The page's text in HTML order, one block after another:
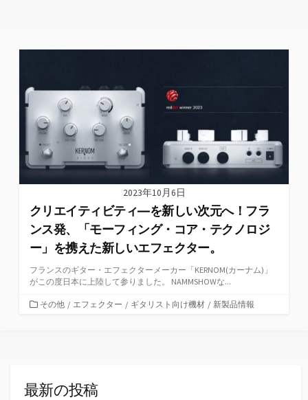
2023年10月6日
クリエイティビティ―を新しい次元へ！フラ
ンス発、「モーフィング・コア・テクノロジ
ー」を携えた新しいエフェクター。
フランスのギター・エフェクターメーカー「KERNOM(カーナム)」
がこの度日本に上陸して参りました。 NAMMSHOWな...
カその他 / エフェクター / ギタリスト向け機材 / 新製品情報
最新の投稿